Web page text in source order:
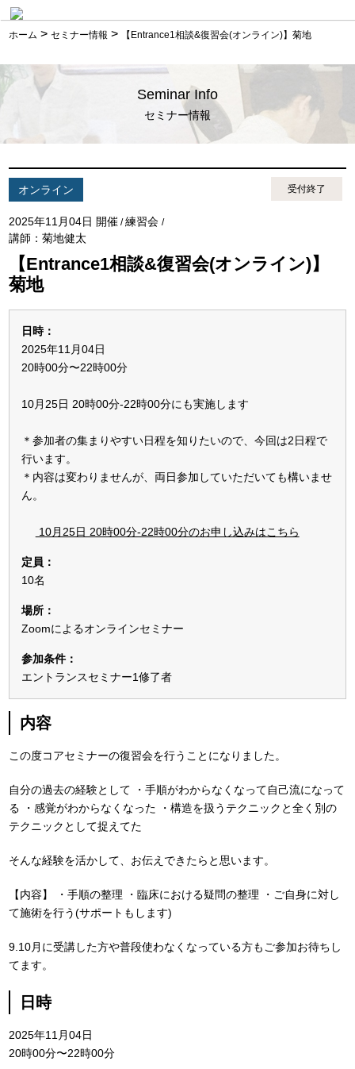
ホーム >セミナー情報 > 【Entrance1相談&復習会(オンライン)】菊地
Seminar Info
セミナー情報
オンライン 受付終了
2025年11月04日 開催 /練習会/
講師：菊地健太
【Entrance1相談&復習会(オンライン)】
菊地
日時：
2025年11月04日
20時00分〜22時00分
10月25日 20時00分-22時00分にも実施します
＊参加者の集まりやすい日程を知りたいので、今回は2日程で
行います。
＊内容は変わりませんが、両日参加していただいても構いませ
ん。
10月25日 20時00分-22時00分のお申し込みはこちら
定員：
10名
場所：
Zoomによるオンラインセミナー
参加条件：
エントランスセミナー1修了者
内容
この度コアセミナーの復習会を行うことになりました。
自分の過去の経験として ・手順がわからなくなって自己流になって
る ・感覚がわからなくなった ・構造を扱うテクニックと全く別の
テクニックとして捉えてた
そんな経験を活かして、お伝えできたらと思います。
【内容】 ・手順の整理 ・臨床における疑問の整理 ・ご自身に対し
て施術を行う(サポートもします)
9.10月に受講した方や普段使わなくなっている方もご参加お待ちし
てます。
日時
2025年11月04日
20時00分〜22時00分